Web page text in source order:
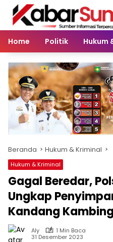
Langsung
konten
Home
Politik Hukum
Beranda Hukum & Kriminal
Hukum & Kriminal
Gagal Beredar,
Ungkap
Kandang Kambing
Aly
1 Min Baca
31 Desember 2023